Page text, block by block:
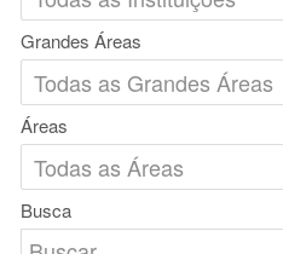
Grandes Áreas
Áreas
Busca